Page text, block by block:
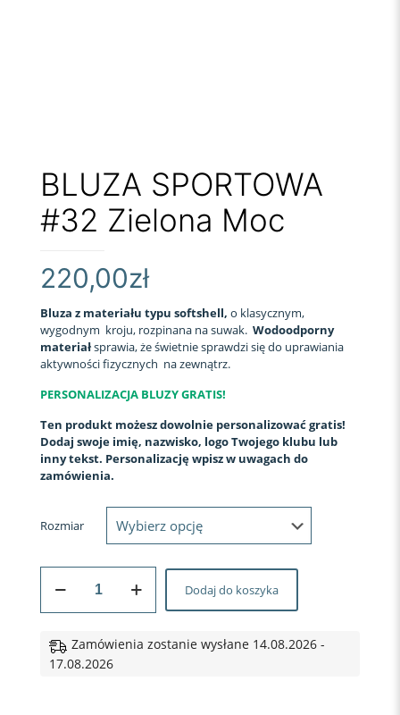
BLUZA SPORTOWA
#32 Zielona Moc
220,00zł
Bluza z materiału typu softshell, o klasycznym,
wygodnym kroju, rozpinana na suwak. Wodoodporny
materiałsprawia, że świetnie sprawdzi się do uprawiania
aktywności fizycznych na zewnątrz.
PERSONALIZACJA BLUZY GRATIS!
Ten produkt możesz dowolnie personalizować gratis!
Dodaj swoje imię, nazwisko, logo Twojego klubu lub
inny tekst. Personalizację wpisz w uwagach do
zamówienia.
Rozmiar
BLUZA
Zielona
Moc
Dodaj do koszyka
Zamówienia zostanie wysłane 14.08.2026 -
17.08.2026